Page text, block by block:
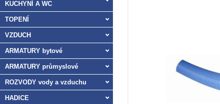
KUCHYNÍ A WC
TOPENÍ
VZDUCH
ARMATURY bytové
ARMATURY průmyslové
ROZVODY vody a vzduchu
HADICE